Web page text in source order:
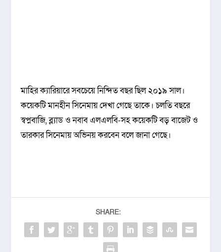
মাহির ক্যারিয়ারে সবচেয়ে নিন্দিত বছর ছিল ২০১৯ সাল।
কয়েকটি মানহীন সিনেমায় দেখা গেছে তাকে। চলতি বছরে
স্বপ্নবাজি, ব্ল্যাড ও নবাব এলএলবি-সহ কয়েকটি বড় বাজেট ও
তারকার সিনেমায় অভিনয় করবেন বলে জানা গেছে।
SHARE: